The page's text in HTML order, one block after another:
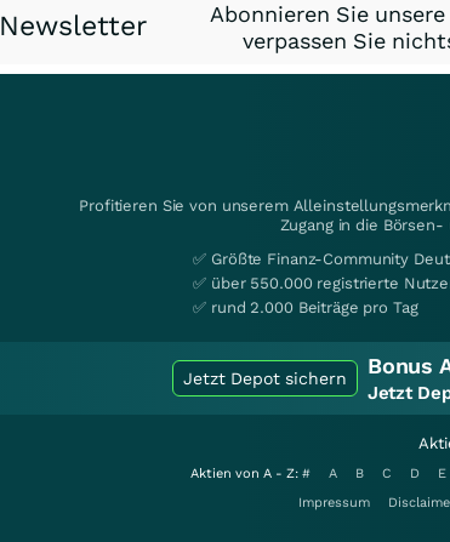
Newsletter
Abonnieren Sie
verpassen Sie
Profitieren Sie von unserem
Zugang in die
✅ Größte Finanz-Community
✅ über 550.000 registrierte
✅ rund 2.000 Beiträge pro Tag
Jetzt Depot sichern Bonus
Jetzt
Aktien von A - Z: # A B C D E
Impressum